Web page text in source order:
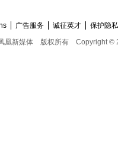
广告服务 诚征英才
保护隐
凰新媒体
版权所有 Copyright ©